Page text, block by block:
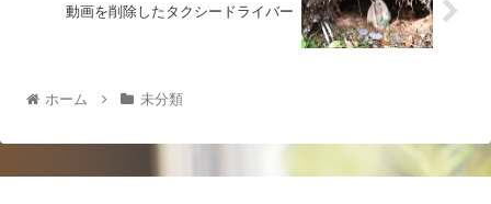
動画を削除したタクシードライバー
ホーム 未分類